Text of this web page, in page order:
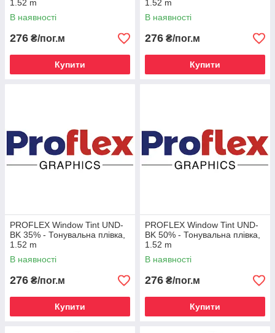
1.52 m
В наявності
276 ₴/пог.м
Купити
1.52 m
В наявності
276 ₴/пог.м
Купити
PROFLEX Window Tint UND-
BK 35% - Тонувальна плівка,
1.52 m
В наявності
276 ₴/пог.м
Купити
PROFLEX Window Tint UND-
BK 50% - Тонувальна плівка,
1.52 m
В наявності
276 ₴/пог.м
Купити